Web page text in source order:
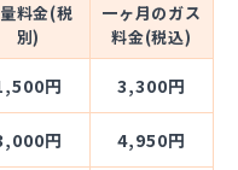
料金(税
別)
一ヶ月のガス
料金(税込)
円 3,300円
円 4,950円